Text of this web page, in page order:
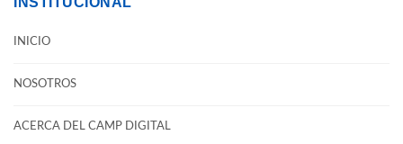
INICIO
NOSOTROS
ACERCA DEL CAMP DIGITAL